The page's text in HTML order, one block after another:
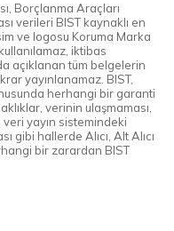
Borçlanma Araçları
verileri BIST kaynaklı en
ve logosu Koruma Marka
iktibas
açıklanan tüm belgelerin
yayınlanamaz. BIST,
herhangi bir garanti
verinin ulaşmaması,
veri yayın sistemindeki
gibi hallerde Alıcı, Alt Alıcı
bir zarardan BIST